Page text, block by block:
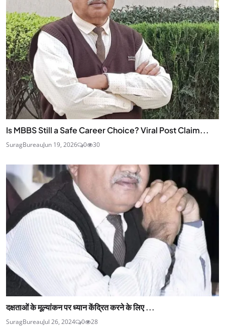
Is MBBS Still a Safe Career Choice? Viral Post Claim...
SuragBureauJun 19, 2026 0 30
दक्षताओं के मूल्यांकन पर ध्यान केंद्रित करने के लिए ...
SuragBureauJul 26, 2024 0 28